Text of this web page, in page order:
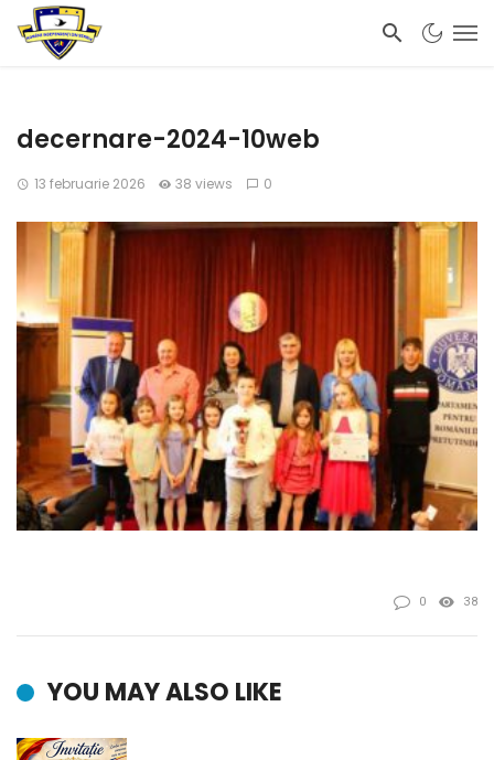
decernare-2024-10web
13 februarie 2026 38 views 0
0 38
YOU MAY ALSO LIKE